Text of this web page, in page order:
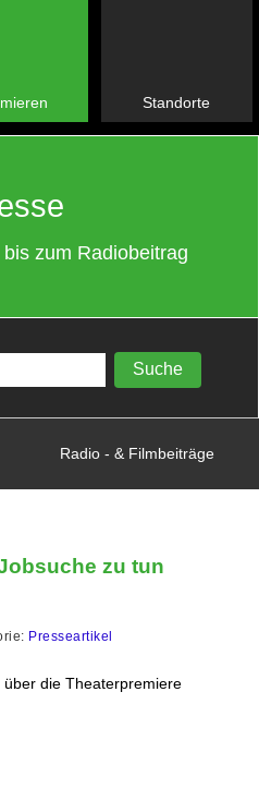
Standorte
zum Radiobeitrag
Radio - & Filmbeiträge
zu tun
Presseartikel
die Theaterpremiere